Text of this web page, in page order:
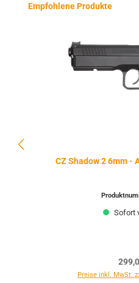
Produktgalerie überspringen
Empfohlene Produkte
CZ Shadow 2 6mm -
Sofort
Preise inkl. MwSt.